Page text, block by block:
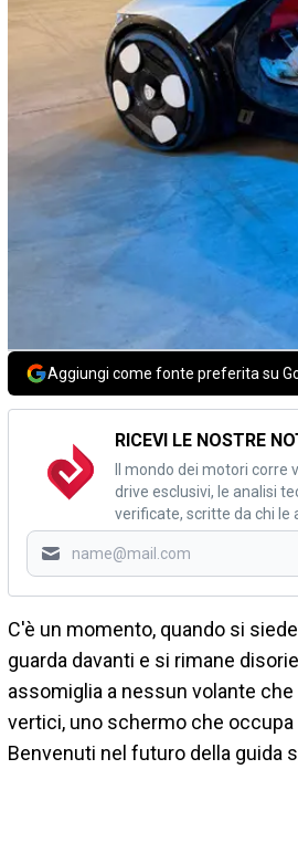
Aggiungi come fonte preferita su
RICEVI LE NOSTRE
Il mondo dei motori
drive esclusivi, le analisi
verificate, scritte da chi le
C'è un momento, quando si
guarda davanti e si rimane
assomiglia a nessun volante
vertici, uno schermo che
Benvenuti nel futuro della guida